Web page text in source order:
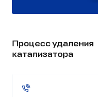
Процесс удаления
катализатора